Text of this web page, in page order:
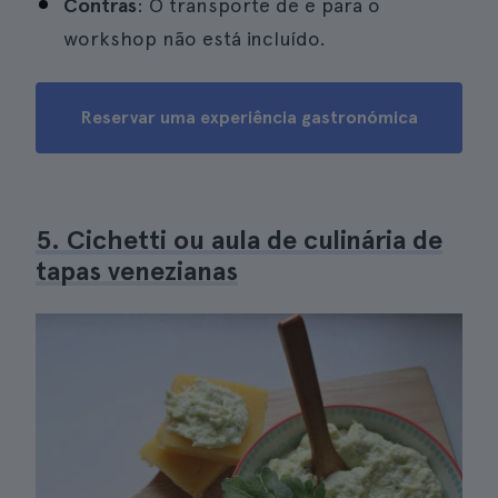
Contras: O transporte de e para o
workshop não está incluído.
Reservar uma experiência gastronómica
5. Cichetti ou aula de culinária de
tapas venezianas